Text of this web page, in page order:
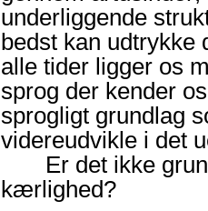
underliggende
bedst kan
alle tider ligger os
sprog der kender
sprogligt grundlag
videreudvikle i det
Er det ikke grund
kærlighed?